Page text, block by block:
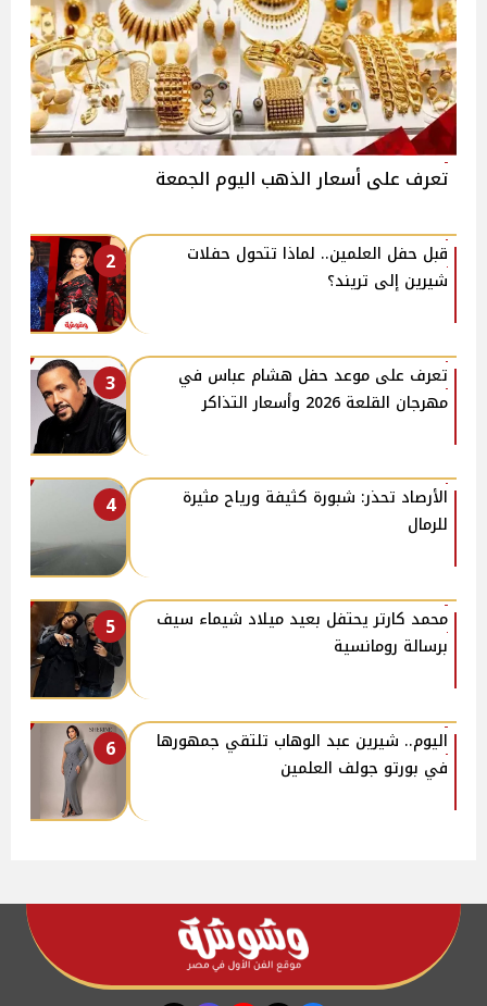
تعرف على أسعار الذهب اليوم الجمعة
2
قبل حفل العلمين.. لماذا تتحول حفلات
شيرين إلى تريند؟
3
تعرف على موعد حفل هشام عباس في
مهرجان القلعة 2026 وأسعار التذاكر
4
الأرصاد تحذر: شبورة كثيفة ورياح مثيرة
للرمال
5
محمد كارتر يحتفل بعيد ميلاد شيماء سيف
برسالة رومانسية
6
اليوم.. شيرين عبد الوهاب تلتقي جمهورها
في بورتو جولف العلمين